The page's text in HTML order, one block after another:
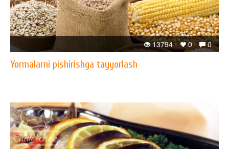
0
0
13794
Yormalarni pishirishga tayyorlash